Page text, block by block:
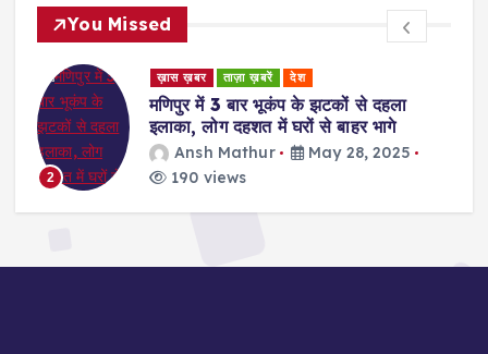
You Missed
2
ख़ास ख़बर ताज़ा ख़बरें देश
मणिपुर में 3 बार भूकंप के झटकों से दहला
इलाका, लोग दहशत में घरों से बाहर भागे
Ansh Mathur
May 28, 2025
190 views